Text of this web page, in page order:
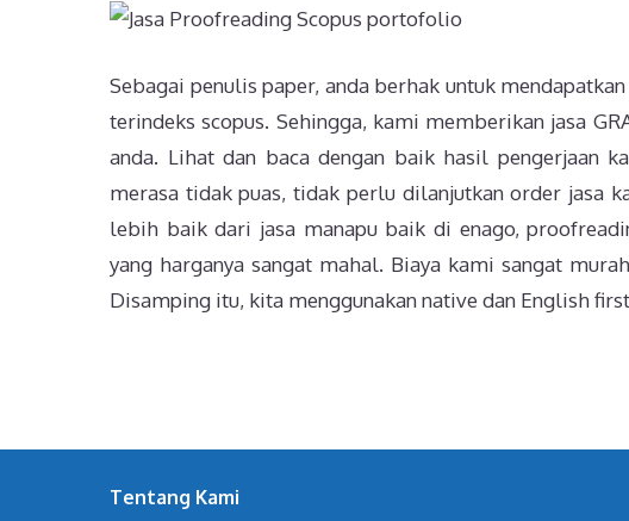
Sebagai penulis paper, anda berhak untuk
terindeks scopus. Sehingga, kami memberikan jasa
anda. Lihat dan baca dengan baik hasil pengerjaan
merasa tidak puas, tidak perlu dilanjutkan order jasa
lebih baik dari jasa manapu baik di enago,
yang harganya sangat mahal. Biaya kami sangat
Disamping itu, kita menggunakan native dan English
Tentang Kami